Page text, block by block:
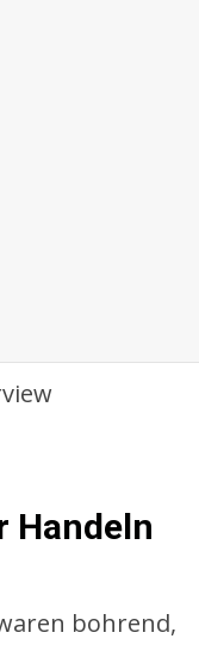
Handeln
bohrend,